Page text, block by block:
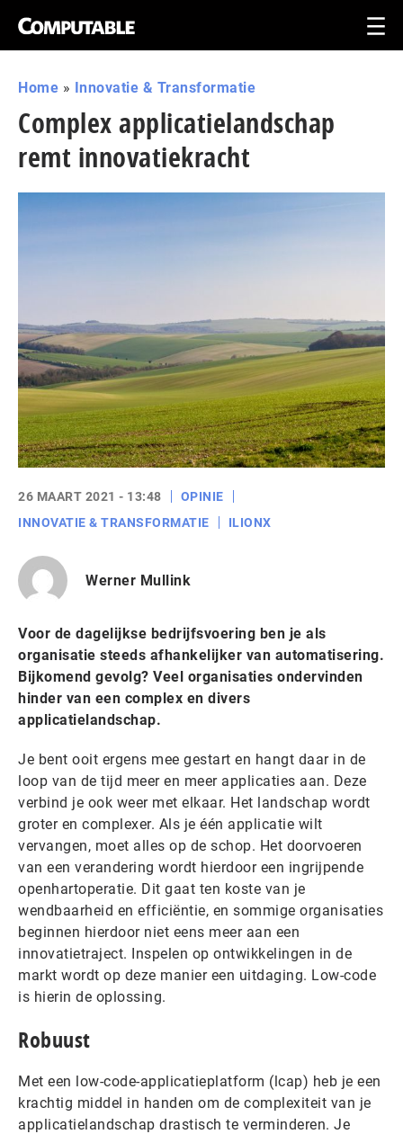
Home » Innovatie & Transformatie
Complex applicatielandschap
remt innovatiekracht
26 MAART 2021 - 13:48
OPINIE
INNOVATIE & TRANSFORMATIE
ILIONX
Werner Mullink
Voor de dagelijkse bedrijfsvoering ben je als
organisatie steeds afhankelijker van automatisering.
Bijkomend gevolg? Veel organisaties ondervinden
hinder van een complex en divers
applicatielandschap.
Je bent ooit ergens mee gestart en hangt daar in de
loop van de tijd meer en meer applicaties aan. Deze
verbind je ook weer met elkaar. Het landschap wordt
groter en complexer. Als je één applicatie wilt
vervangen, moet alles op de schop. Het doorvoeren
van een verandering wordt hierdoor een ingrijpende
openhartoperatie. Dit gaat ten koste van je
wendbaarheid en efficiëntie, en sommige organisaties
beginnen hierdoor niet eens meer aan een
innovatietraject. Inspelen op ontwikkelingen in de
markt wordt op deze manier een uitdaging. Low-code
is hierin de oplossing.
Robuust
Met een low-code-applicatieplatform (lcap) heb je een
krachtig middel in handen om de complexiteit van je
applicatielandschap drastisch te verminderen. Je